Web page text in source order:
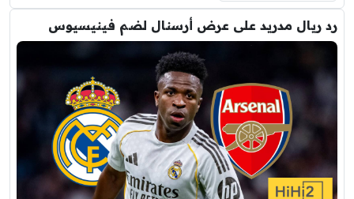
رد ريال مدريد على عرض أرسنال لضم فينيسيوس